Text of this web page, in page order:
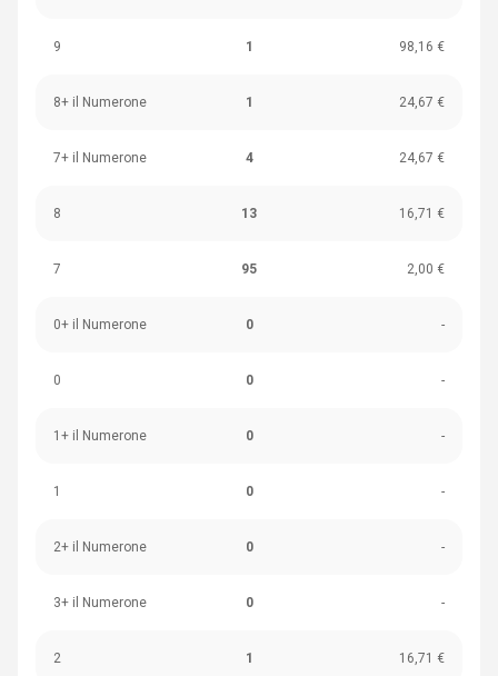
9 1 98,16 €
8+ il Numerone 1 24,67 €
7+ il Numerone 4 24,67 €
8 13 16,71 €
7 95 2,00 €
0+ il Numerone 0 -
0 0 -
1+ il Numerone 0 -
1 0 -
2+ il Numerone 0 -
3+ il Numerone 0 -
2 1 16,71 €